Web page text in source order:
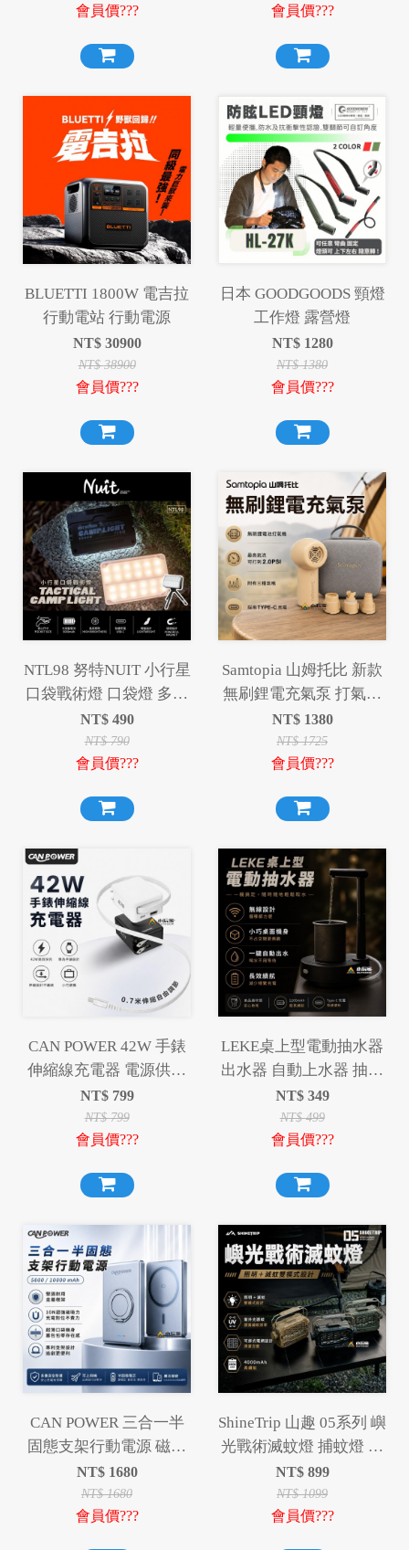
會員價??? 會員價???
BLUETTI 1800W 電吉拉
行動電站 行動電源
NT$ 30900
NT$38900
會員價???
日本 GOODGOODS 頸燈
工作燈 露營燈
NT$ 1280
NT$1380
會員價???
NTL98 努特NUIT 小行星
口袋戰術燈 口袋燈 多功
能露營燈 露營卡片燈 照
明燈 補光燈 磁吸燈 戶外
警示燈
NT$ 490
NT$790
會員價???
Samtopia 山姆托比 新款
無刷鋰電充氣泵 打氣機
充氣機 幫浦
NT$ 1380
NT$1725
會員價???
CAN POWER 42W 手錶
伸縮線充電器 電源供應
器 充電頭
NT$ 799
NT$799
會員價???
LEKE桌上型電動抽水器
出水器 自動上水器 抽水
機
NT$ 349
NT$499
會員價???
CAN POWER 三合一半
固態支架行動電源 磁吸
行動電源 行動電源
5000mAh 10000mAh
NT$ 1680
NT$1680
會員價???
ShineTrip 山趣 05系列 嶼
光戰術滅蚊燈 捕蚊燈 露
營燈 照明燈 滅蚊 驅蚊
NT$ 899
NT$1099
會員價???